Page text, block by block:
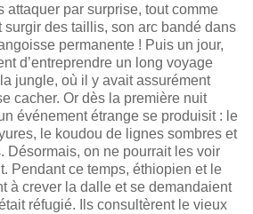
attaquer par surprise, tout comme
surgir des taillis, son arc bandé dans
permanente ! Puis un jour,
d’entreprendre un long voyage
jungle, où il y avait assurément
cacher. Or dès la première nuit
événement étrange se produisit : le
le koudou de lignes sombres et
Désormais, on ne pourrait les voir
Pendant ce temps, éthiopien et le
à crever la dalle et se demandaient
réfugié. Ils consultèrent le vieux